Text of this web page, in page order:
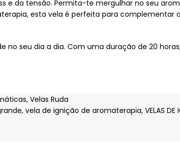
e da tensão. Permita-te mergulhar no seu
esta vela é perfeita para complementar
no seu dia a dia. Com uma duração de 20
, Velas Ruda
, vela de ignição de aromaterapia, VELAS DE